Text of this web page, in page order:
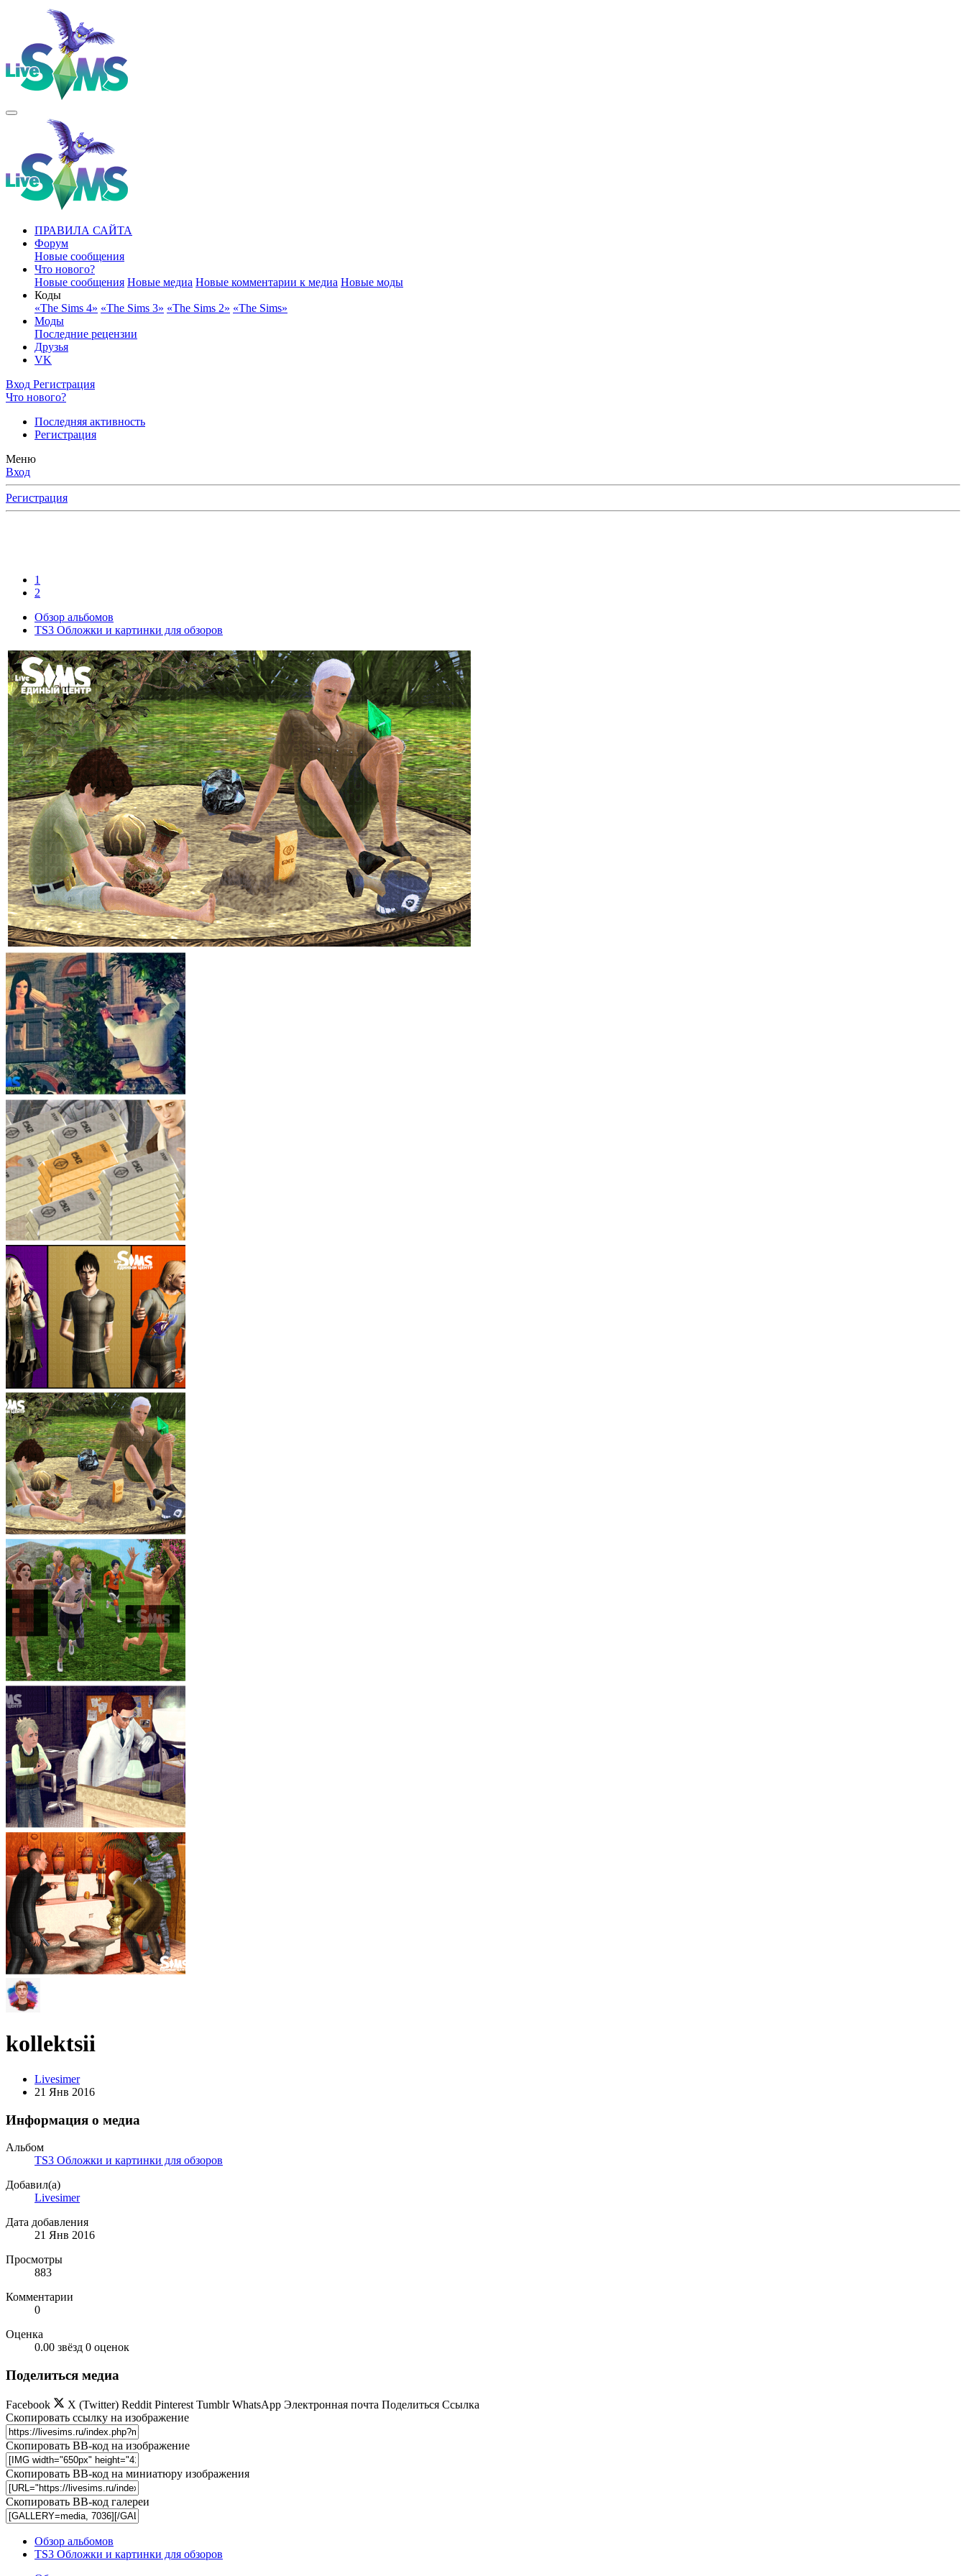
ПРАВИЛА САЙТА
Форум
Новые сообщения
Что нового?
Новые сообщения Новые медиа Новые комментарии к медиа Новые моды
Коды
«The Sims 4» «The Sims 3» «The Sims 2» «The Sims»
Моды
Последние рецензии
Друзья
VK
Вход Регистрация
Что нового?
Последняя активность
Регистрация
Меню
Вход
Регистрация
1
2
Обзор альбомов
TS3 Обложки и картинки для обзоров
kollektsii
Livesimer
21 Янв 2016
Информация о медиа
Альбом
TS3 Обложки и картинки для обзоров
Добавил(а)
Livesimer
Дата добавления
21 Янв 2016
Просмотры
883
Комментарии
0
Оценка
0.00 звёзд 0 оценок
Поделиться медиа
Facebook X (Twitter) Reddit Pinterest Tumblr WhatsApp Электронная почта Поделиться Ссылка
Скопировать ссылку на изображение
Скопировать BB-код на изображение
Скопировать BB-код на миниатюру изображения
Скопировать BB-код галереи
Обзор альбомов
TS3 Обложки и картинки для обзоров